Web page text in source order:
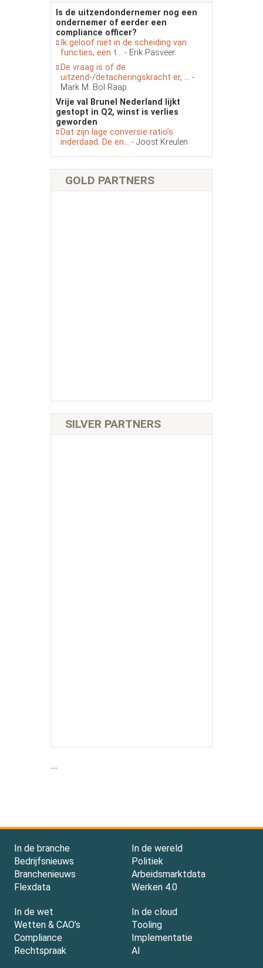
Is de uitzendondernemer nog een
ondernemer of eerder een
compliance officer?
Ik geloof niet in de scheiding van
functies, een t... - Erik Pasveer
De vraag is of de
uitzend-/detacheringskracht er, ... -
Mark M. Bol Raap
Vrije val Brunel Nederland lijkt
gestopt in Q2, winst is verlies
geworden
Dat zijn lage conversie ratio’s
inderdaad. De en... - Joost Kreulen
GOLD PARTNERS
SILVER PARTNERS
....
In de branche
Bedrijfsnieuws
Branchenieuws
Flexdata
In de wereld
Politiek
Arbeidsmarktdata
Werken 4.0
In de wet
Wetten & CAO’s
Compliance
Rechtspraak
In de cloud
Tooling
Implementatie
AI